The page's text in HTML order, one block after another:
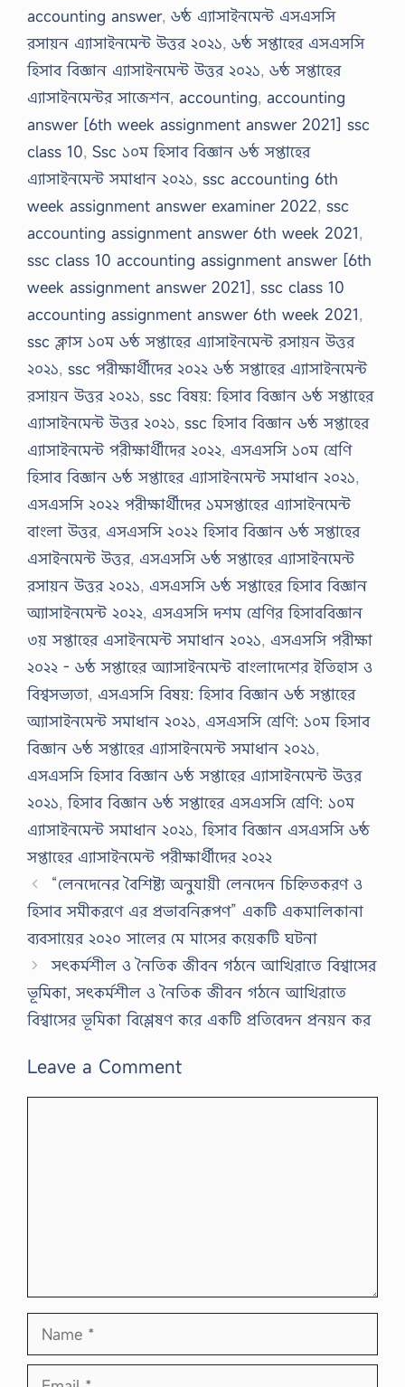
accounting answer, ৬ষ্ঠ এ্যাসাইনমেন্ট এসএসসি
রসায়ন এ্যাসাইনমেন্ট উত্তর ২০২১, ৬ষ্ঠ সপ্তাহের এসএসসি
হিসাব বিজ্ঞান এ্যাসাইনমেন্ট উত্তর ২০২১, ৬ষ্ঠ সপ্তাহের
এ্যাসাইনমেন্টর সাজেশন, accounting, accounting
answer [6th week assignment answer 2021] ssc
class 10, Ssc ১০ম হিসাব বিজ্ঞান ৬ষ্ঠ সপ্তাহের
এ্যাসাইনমেন্ট সমাধান ২০২১, ssc accounting 6th
week assignment answer examiner 2022, ssc
accounting assignment answer 6th week 2021,
ssc class 10 accounting assignment answer [6th
week assignment answer 2021], ssc class 10
accounting assignment answer 6th week 2021,
ssc ক্লাস ১০ম ৬ষ্ঠ সপ্তাহের এ্যাসাইনমেন্ট রসায়ন উত্তর
২০২১, ssc পরীক্ষার্থীদের ২০২২ ৬ষ্ঠ সপ্তাহের এ্যাসাইনমেন্ট
রসায়ন উত্তর ২০২১, ssc বিষয়: হিসাব বিজ্ঞান ৬ষ্ঠ সপ্তাহের
এ্যাসাইনমেন্ট উত্তর ২০২১, ssc হিসাব বিজ্ঞান ৬ষ্ঠ সপ্তাহের
এ্যাসাইনমেন্ট পরীক্ষার্থীদের ২০২২, এসএসসি ১০ম শ্রেণি
হিসাব বিজ্ঞান ৬ষ্ঠ সপ্তাহের এ্যাসাইনমেন্ট সমাধান ২০২১,
এসএসসি ২০২২ পরীক্ষার্থীদের ১মসপ্তাহের এ্যাসাইনমেন্ট
বাংলা উত্তর, এসএসসি ২০২২ হিসাব বিজ্ঞান ৬ষ্ঠ সপ্তাহের
এসাইনমেন্ট উত্তর, এসএসসি ৬ষ্ঠ সপ্তাহের এ্যাসাইনমেন্ট
রসায়ন উত্তর ২০২১, এসএসসি ৬ষ্ঠ সপ্তাহের হিসাব বিজ্ঞান
অ্যাসাইনমেন্ট ২০২২, এসএসসি দশম শ্রেণির হিসাববিজ্ঞান
৩য় সপ্তাহের এসাইনমেন্ট সমাধান ২০২১, এসএসসি পরীক্ষা
২০২২ - ৬ষ্ঠ সপ্তাহের অ্যাসাইনমেন্ট বাংলাদেশের ইতিহাস ও
বিশ্বসভ্যতা, এসএসসি বিষয়: হিসাব বিজ্ঞান ৬ষ্ঠ সপ্তাহের
অ্যাসাইনমেন্ট সমাধান ২০২১, এসএসসি শ্রেণি: ১০ম হিসাব
বিজ্ঞান ৬ষ্ঠ সপ্তাহের এ্যাসাইনমেন্ট সমাধান ২০২১,
এসএসসি হিসাব বিজ্ঞান ৬ষ্ঠ সপ্তাহের এ্যাসাইনমেন্ট উত্তর
২০২১,হিসাব বিজ্ঞান ৬ষ্ঠ সপ্তাহের এসএসসি শ্রেণি: ১০ম
এ্যাসাইনমেন্ট সমাধান ২০২১,হিসাব বিজ্ঞান এসএসসি ৬ষ্ঠ
সপ্তাহের এ্যাসাইনমেন্ট পরীক্ষার্থীদের ২০২২
“লেনদেনের বৈশিষ্ট্য অনুযায়ী লেনদেন চিহ্নিতকরণ ও
হিসাব সমীকরণে এর প্রভাবনিরূপণ” একটি একমালিকানা
ব্যবসায়ের ২০২০ সালের মে মাসের কয়েকটি ঘটনা
সৎকর্মশীল ও নৈতিক জীবন গঠনে আখিরাতে বিশ্বাসের
ভূমিকা, সৎকর্মশীল ও নৈতিক জীবন গঠনে আখিরাতে
বিশ্বাসের ভূমিকা বিশ্লেষণ করে একটি প্রতিবেদন প্রনয়ন কর
Leave a Comment
Name
Email